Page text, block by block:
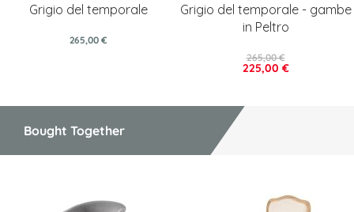
Grigio del temporale
265,00 €
Grigio del temporale - gambe
in Peltro
225,00 €
265,00 €
Bought Together